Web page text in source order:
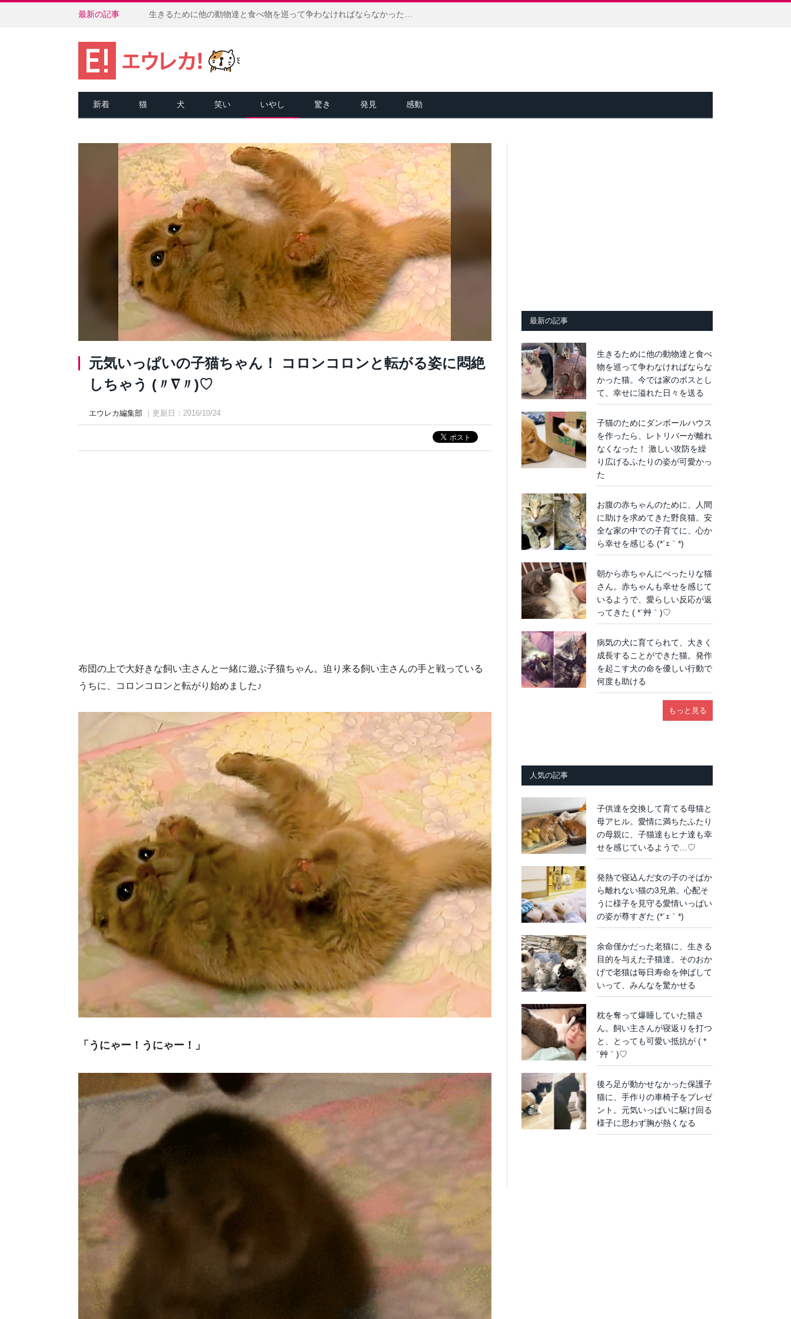
最新の記事 生きるために他の動物達と食べ物を巡って争わなければならなかった猫。今では家のボスとして、幸せに溢れた日々を送る
新着 猫 犬 笑い いやし 驚き 発見 感動
元気いっぱいの子猫ちゃん！ コロンコロンと転がる姿に悶絶
しちゃう (〃∇〃)♡
エウレカ編集部 ｜更新日：2016/10/24
布団の上で大好きな飼い主さんと一緒に遊ぶ子猫ちゃん。迫り来る飼い主さんの手と戦っている
うちに、コロンコロンと転がり始めました♪
「うにゃー！うにゃー！」
最新の記事
生きるために他の動物達と食べ
物を巡って争わなければならな
かった猫。今では家のボスとし
て、幸せに溢れた日々を送る
子猫のためにダンボールハウス
を作ったら、レトリバーが離れ
なくなった！ 激しい攻防を繰
り広げるふたりの姿が可愛かっ
た
お腹の赤ちゃんのために、人間
に助けを求めてきた野良猫。安
全な家の中での子育てに、心か
ら幸せを感じる (*´ｪ｀*)
朝から赤ちゃんにべったりな猫
さん。赤ちゃんも幸せを感じて
いるようで、愛らしい反応が返
ってきた ( *´艸｀)♡
病気の犬に育てられて、大きく
成長することができた猫。発作
を起こす犬の命を優しい行動で
何度も助ける
もっと見る
人気の記事
子供達を交換して育てる母猫と
母アヒル。愛情に満ちたふたり
の母親に、子猫達もヒナ達も幸
せを感じているようで…♡
発熱で寝込んだ女の子のそばか
ら離れない猫の3兄弟。心配そ
うに様子を見守る愛情いっぱい
の姿が尊すぎた (*´ｪ｀*)
余命僅かだった老猫に、生きる
目的を与えた子猫達。そのおか
げで老猫は毎日寿命を伸ばして
いって、みんなを驚かせる
枕を奪って爆睡していた猫さ
ん。飼い主さんが寝返りを打つ
と、とっても可愛い抵抗が ( *
´艸｀)♡
後ろ足が動かせなかった保護子
猫に、手作りの車椅子をプレゼ
ント。元気いっぱいに駆け回る
様子に思わず胸が熱くなる